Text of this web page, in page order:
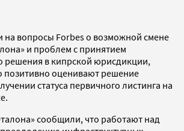
на вопросы Forbes о возможной смене
и проблем с принятием
решения в кипрской юрисдикции,
позитивно оценивают решение
статуса первичного листинга на
сообщили, что работают над